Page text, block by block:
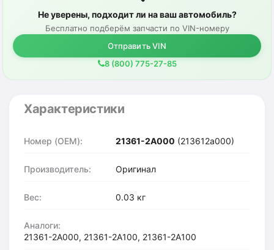
Не уверены, подходит ли на ваш автомобиль?
Бесплатно подберём запчасти по VIN-номеру
Отправить VIN
8 (800) 775-27-85
Характеристики
Номер (OEM): 21361-2A000 (213612a000)
Производитель: Оригинал
Вес: 0.03 кг
Аналоги:
21361-2A000, 21361-2A100, 21361-2A100